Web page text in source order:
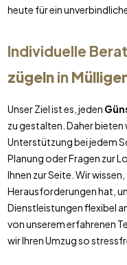
heute für ein
Individuelle
zügelnin
Unser Ziel ist es, jeden
zu gestalten. Daher bieten
Unterstützung bei jedem
Planung oder Fragen zur
Ihnen zur Seite. Wir
Herausforderungen hat,
Dienstleistungen flexibel
von unserem erfahrenen
wir Ihren Umzug so